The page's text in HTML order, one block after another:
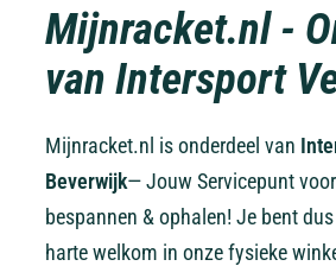
Mijnracket.nl -
van Intersport
Mijnracket.nl is onderdeel van
Beverwijk— Jouw Servicepunt
bespannen & ophalen! Je bent
harte welkom in onze fysieke